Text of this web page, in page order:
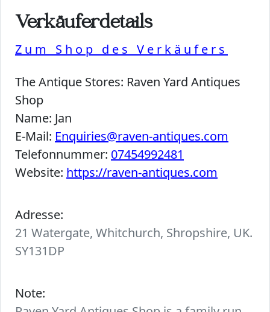
Verkäuferdetails
Zum Shop des Verkäufers
The Antique Stores: Raven Yard Antiques
Shop
Name: Jan
E-Mail: Enquiries@raven-antiques.com
Telefonnummer: 07454992481
Website: https://raven-antiques.com
Adresse:
21 Watergate, Whitchurch, Shropshire, UK.
SY131DP
Note: